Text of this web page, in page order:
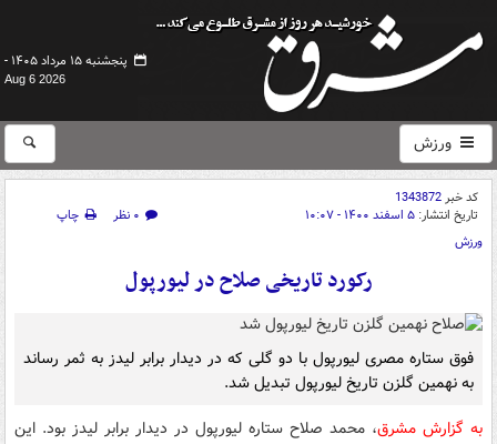
پنجشنبه ۱۵ مرداد ۱۴۰۵ -
Aug 6 2026
ورزش
کد خبر1343872
تاریخ انتشار: ۵ اسفند ۱۴۰۰ - ۱۰:۰۷ ۰ نظر
چاپ
ورزش
رکورد تاریخی صلاح در لیورپول
فوق ستاره مصری لیورپول با دو گلی که در دیدار برابر لیدز به ثمر رساند
به نهمین گلزن تاریخ لیورپول تبدیل شد.
به گزارش مشرق، محمد صلاح ستاره لیورپول در دیدار برابر لیدز بود. این